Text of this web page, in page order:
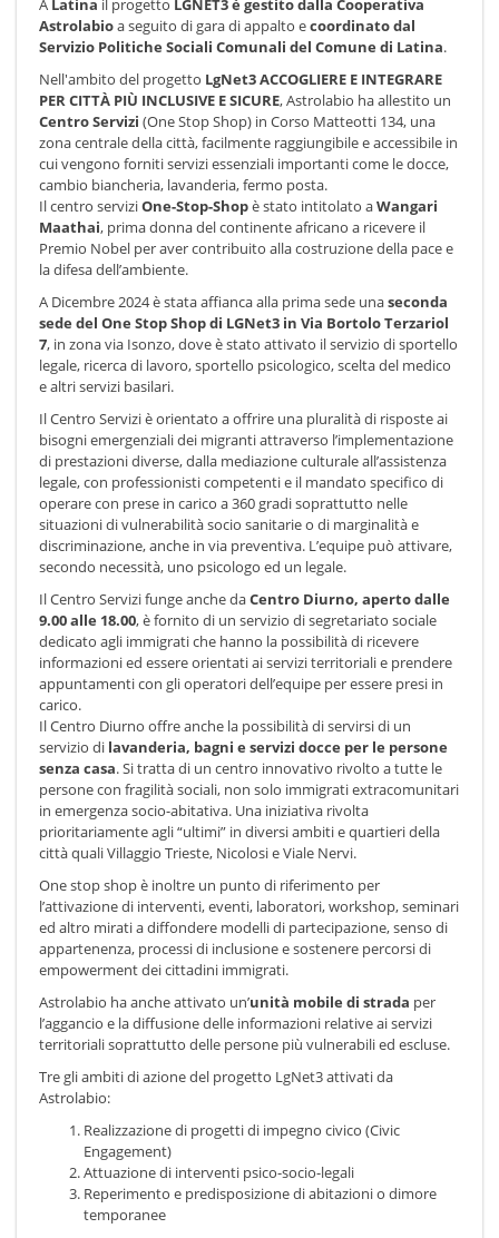
A Latina il progetto LGNET3 è gestito dalla Cooperativa
Astrolabioa seguito di gara di appalto ecoordinato dal
Servizio Politiche Sociali Comunali del Comune di Latina.
Nell'ambito del progetto LgNet3 ACCOGLIERE E INTEGRARE
PER CITTÀ PIÙ INCLUSIVE E SICURE, Astrolabio ha allestito un
Centro Servizi (One Stop Shop) in Corso Matteotti 134, una
zona centrale della città, facilmente raggiungibile e accessibile in
cui vengono forniti servizi essenziali importanti come le docce,
cambio biancheria, lavanderia, fermo posta.
Il centro serviziOne-Stop-Shopè stato intitolato aWangari
Maathai, prima donna del continente africano a ricevere il
Premio Nobel per aver contribuito alla costruzione della pace e
la difesa dell’ambiente.
A Dicembre 2024 è stata affianca alla prima sede unaseconda
sede del One Stop Shop di LGNet3 in Via Bortolo Terzariol
7, in zona via Isonzo, dove è stato attivato il servizio di sportello
legale, ricerca di lavoro, sportello psicologico, scelta del medico
e altri servizi basilari.
Il Centro Servizi è orientato a offrire una pluralità di risposte ai
bisogni emergenziali dei migranti attraverso l’implementazione
di prestazioni diverse, dalla mediazione culturale all’assistenza
legale, con professionisti competenti e il mandato specifico di
operare con prese in carico a 360 gradi soprattutto nelle
situazioni di vulnerabilità socio sanitarie o di marginalità e
discriminazione, anche in via preventiva. L’equipe può attivare,
secondo necessità, uno psicologo ed un legale.
Il Centro Servizi funge anche daCentro Diurno, aperto dalle
9.00 alle 18.00, è fornito di un servizio di segretariato sociale
dedicato agli immigrati che hanno la possibilità di ricevere
informazioni ed essere orientati ai servizi territoriali e prendere
appuntamenti con gli operatori dell’equipe per essere presi in
carico.
Il Centro Diurno offre anche la possibilità di servirsi di un
servizio di lavanderia, bagni e servizi docce per le persone
senza casa. Si tratta di un centro innovativo rivolto a tutte le
persone con fragilità sociali, non solo immigrati extracomunitari
in emergenza socio-abitativa. Una iniziativa rivolta
prioritariamente agli “ultimi” in diversi ambiti e quartieri della
città quali Villaggio Trieste, Nicolosi e Viale Nervi.
One stop shop è inoltre un punto di riferimento per
l’attivazione di interventi, eventi, laboratori, workshop, seminari
ed altro mirati a diffondere modelli di partecipazione, senso di
appartenenza, processi di inclusione e sostenere percorsi di
empowerment dei cittadini immigrati.
Astrolabio ha anche attivato un’unità mobile di strada per
l’aggancio e la diffusione delle informazioni relative ai servizi
territoriali soprattutto delle persone più vulnerabili ed escluse.
Tre gli ambiti di azione del progetto LgNet3 attivati da
Astrolabio:
Realizzazione di progetti di impegno civico (Civic
Engagement)
Attuazione di interventi psico-socio-legali
Reperimento e predisposizione di abitazioni o dimore
temporanee